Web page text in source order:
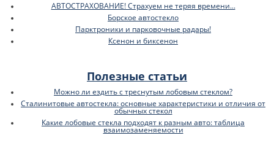
АВТОСТРАХОВАНИЕ! Страхуем не теряя времени...
Борское автостекло
Парктроники и парковочные радары!
Ксенон и биксенон
Полезные статьи
Можно ли ездить с треснутым лобовым стеклом?
Сталинитовые автостекла: основные характеристики и отличия от
обычных стекол
Какие лобовые стекла подходят к разным авто: таблица
взаимозаменяемости